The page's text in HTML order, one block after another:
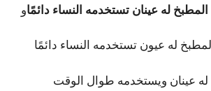
له عينان تستخدمه النساء دائمًاو
له عيون تستخدمه النساء دائمًا
عينان ويستخدمه طوال الوقت